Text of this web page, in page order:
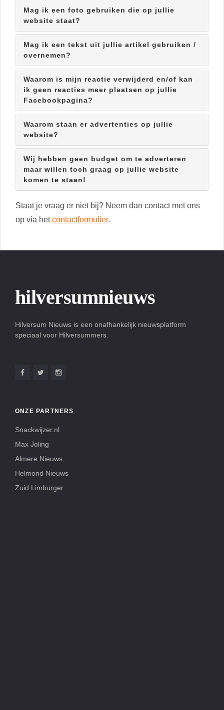
Mag ik een foto gebruiken die op jullie
website staat?
Mag ik een tekst uit jullie artikel gebruiken /
overnemen?
Waarom is mijn reactie verwijderd en/of kan
ik geen reacties meer plaatsen op jullie
Facebookpagina?
Waarom staan er advertenties op jullie
website?
Wij hebben geen budget om te adverteren
maar willen toch graag op jullie website
komen te staan!
Staat je vraag er niet bij? Neem dan contact met ons
op via hetcontactformulier.
hilversumnieuws
Hilversum Nieuws is een onafhankelijk nieuwsplatform
speciaal voor Hilversummers.
ONZE PARTNERS
Snackwijzer.nl
Max Joling
Almere Nieuws
Helmond Nieuws
Zuid Limburger